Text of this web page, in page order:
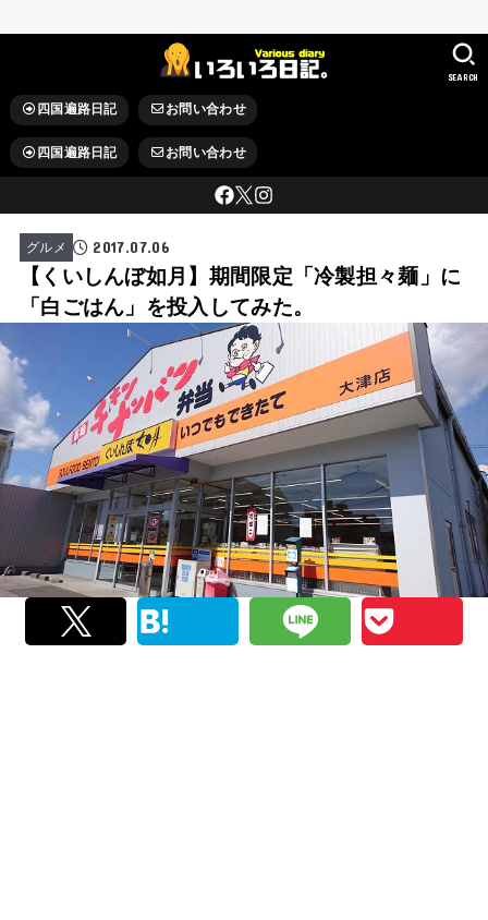
四国遍路日記 お問い合わせ
四国遍路日記 お問い合わせ
SEARCH
グルメ 2017.07.06
【くいしんぼ如月】期間限定「冷製担々麺」に
「白ごはん」を投入してみた。